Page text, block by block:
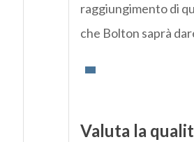
raggiungimento di
che Bolton saprà
Valuta la